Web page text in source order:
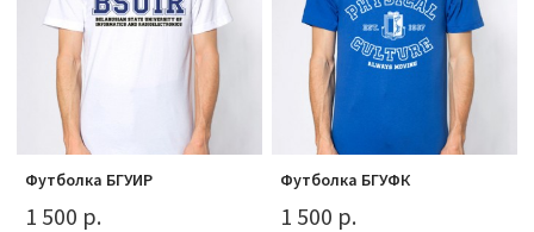
Футболка БГУИР
1 500 р.
Футболка БГУФК
1 500 р.